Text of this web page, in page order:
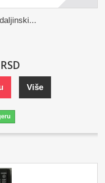
Više